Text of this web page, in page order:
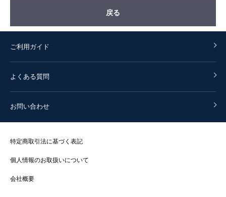
戻る
ご利用ガイド
よくある質問
お問い合わせ
特定商取引法に基づく表記
個人情報のお取扱いについて
会社概要